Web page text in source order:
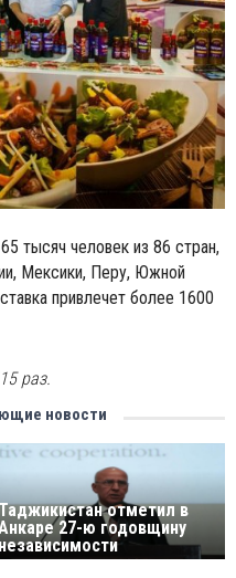
тысяч человек из 86 стран,
Мексики, Перу, Южной
привлечет более 1600
раз.
новости
отметил в
27-ю годовщину